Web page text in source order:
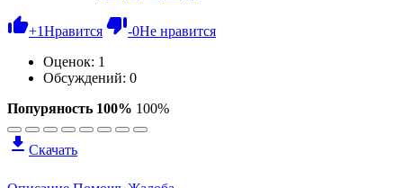
+1Нравится -0Не нравится
Оценок: 1
Обсуждений: 0
Попуряность 100% 100%
Скачать